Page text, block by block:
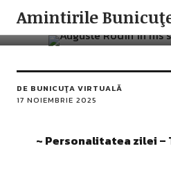
Amintirile
Auguste Rodin
DE BUNICUŢA VIRTUALĂ
17 NOIEMBRIE 2025
~ Personalitatea zilei –